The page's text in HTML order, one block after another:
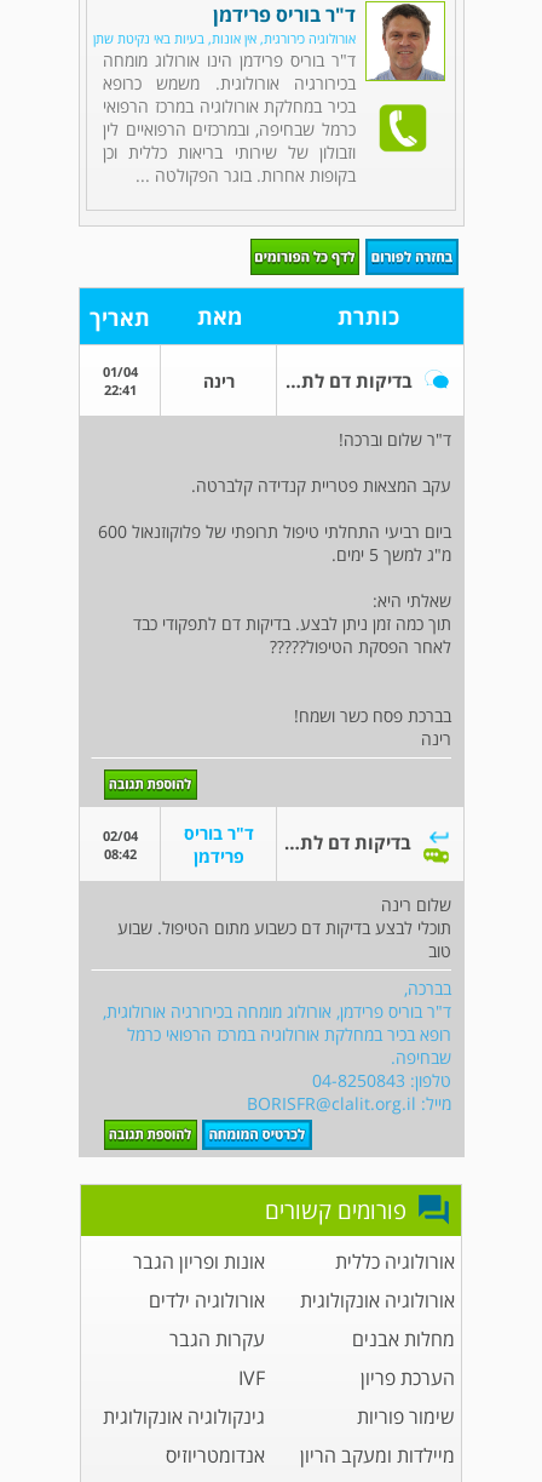
ד"ר בוריס פרידמן
אורולוגיה כירורגית, אין אונות, בעיות באי נקיטת שתן
ד"ר בוריס פרידמן הינו אורולוג מומחה
בכירורגיה אורולוגית. משמש כרופא
בכיר במחלקת אורולוגיה במרכז הרפואי
כרמל שבחיפה, ובמרכזים הרפואיים לין
וזבולון של שירותי בריאות כללית וכן
בקופות אחרות. בוגר הפקולטה ...
כותרת מאת תאריך
בדיקות דם לתפקודי כבד רינה
01/04
22:41
ד"ר שלום וברכה!
עקב המצאות פטריית קנדידה קלברטה.
ביום רביעי התחלתי טיפול תרופתי של פלוקוזנאול 600
מ"ג למשך 5 ימים.
שאלתי היא:
תוך כמה זמן ניתן לבצע. בדיקות דם לתפקודי כבד
לאחר הפסקת הטיפול?????
בברכת פסח כשר ושמח!
רינה
בדיקות דם לתפקודי כבד
ד"ר בוריס
פרידמן
02/04
08:42
שלום רינה
תוכלי לבצע בדיקות דם כשבוע מתום הטיפול. שבוע
טוב
בברכה,
ד"ר בוריס פרידמן, אורולוג מומחה בכירורגיה אורולוגית,
רופא בכיר במחלקת אורולוגיה במרכז הרפואי כרמל
שבחיפה.
טלפון: 04-8250843
מייל: BORISFR@clalit.org.il
פורומים קשורים
אורולוגיה כללית
אונות ופריון הגבר
אורולוגיה אונקולוגית
אורולוגיה ילדים
מחלות אבנים
עקרות הגבר
הערכת פריון
IVF
שימור פוריות
גינקולוגיה אונקולוגית
מיילדות ומעקב הריון
אנדומטריוזיס